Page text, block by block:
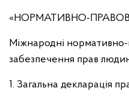
«НОРМАТИВНО-
Міжнародні нормативно-
забезпечення прав
1. Загальна декларація